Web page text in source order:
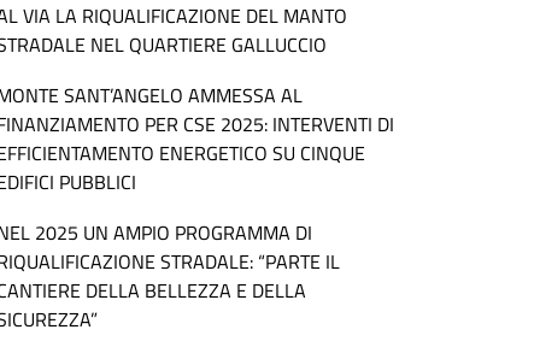
VIA LA RIQUALIFICAZIONE DEL MANTO
NEL QUARTIERE GALLUCCIO
SANT’ANGELO AMMESSA AL
PER CSE 2025: INTERVENTI DI
ENERGETICO SU CINQUE
PUBBLICI
2025 UN AMPIO PROGRAMMA DI
STRADALE: “PARTE IL
DELLA BELLEZZA E DELLA